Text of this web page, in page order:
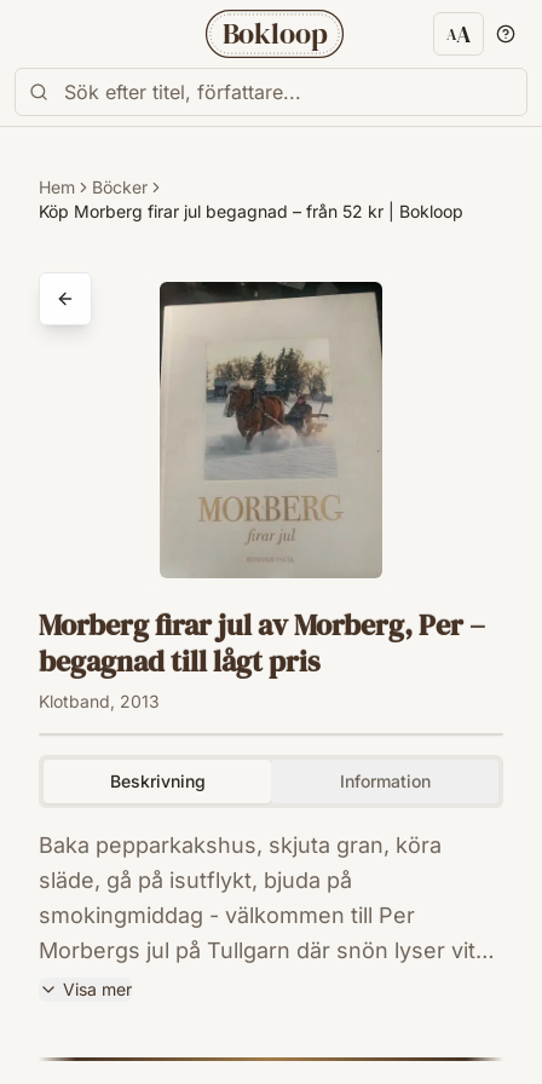
Bokloop AA
Hem
Böcker
Köp Morberg firar jul begagnad – från 52 kr | Bokloop
Morberg firar jul av Morberg, Per –
begagnad till lågt pris
Klotband, 2013
Beskrivning Information
Baka pepparkakshus, skjuta gran, köra
släde, gå på isutflykt, bjuda på
smokingmiddag - välkommen till Per
Morbergs jul på Tullgarn där snön lyser vit
på taken och tomten är vaken. Och
nubbe, knäck, kola och allt det där andra
Visa mer
9789174243659